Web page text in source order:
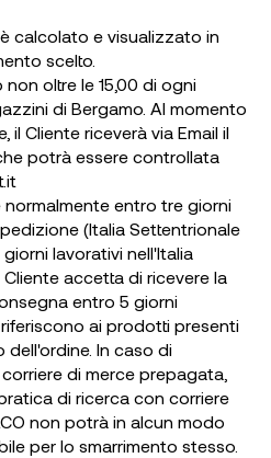
è calcolato e visualizzato in
scelto.
non oltre le 15,00 di ogni
di Bergamo. Al momento
il Cliente riceverà via Email il
potrà essere controllata
normalmente entro tre giorni
(Italia Settentrionale
lavorativi nell'Italia
Cliente accetta di ricevere la
entro 5 giorni
ai prodotti presenti
In caso di
di merce prepagata,
di ricerca con corriere
non potrà in alcun modo
per lo smarrimento stesso.